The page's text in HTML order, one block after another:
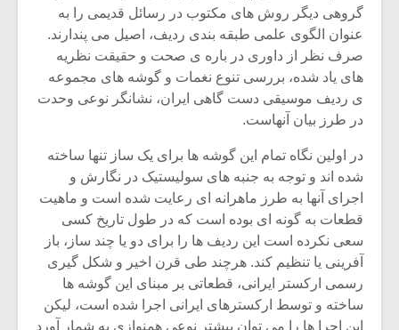
گروهی دیگر روش های مکتوب در رسائل قدیمی را به
عنوان الگوی علمی طبقه بندی ردیف، اصیل می پندارند.
صرف نظر از داوری در باره ی صحت و حقیقت نظریه
های یاد شده، بررسی تنوع نغمات و گوشه های مجموعه
ی ردیف موسیقی دست گاهی ایران، نشانگر نوعی وحدت
در طرز بیان آنهاست.
در اولین نگاه تمام این گوشه ها برای یک ساز تنها ساخته
شده اند و توجه به جنبه های سولیستیک در نگارش و
اجرای آنها به طرز ماهرانه ای رعایت شده است و ماهیت
قطعات به گونه ای بوده است که در طول تاریخ کسی
سعی نکرده است این ردیف ها را برای دو یا چند ساز، باز
آفرینی یا تنظیم کند. هرچند طی قرن اخیر و شکل گیری
رسمی ارکستر ایرانی، قطعاتی بر مبنای این گوشه ها
ساخته و توسط ارکسترهای ایرانی اجرا شده است، لیکن
این اجرا ها را می توان بیشتر نوعی همنوازی به شمار آورد